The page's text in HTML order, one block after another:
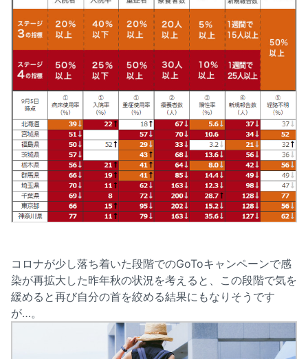
コロナが少し落ち着いた段階でのGoToキャンペーンで感
染が再拡大した昨年秋の状況を考えると、この段階で気を
緩めると再び自分の首を絞める結果にもなりそうです
が…。